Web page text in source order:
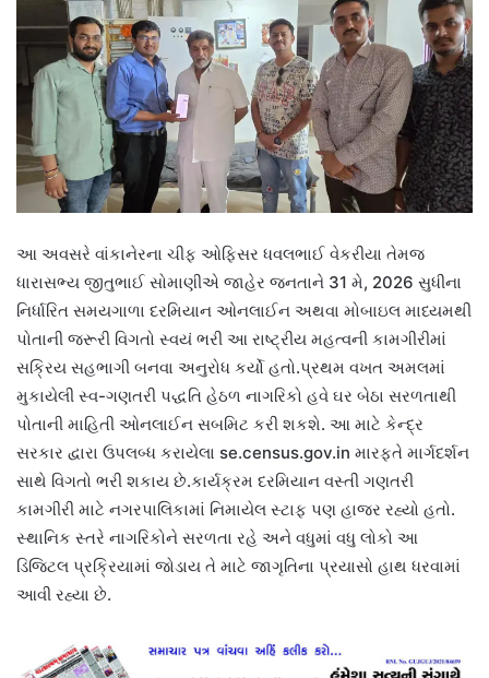
આ અવસરે વાંકાનેરના ચીફ ઓફિસર ધવલભાઈ વેકરીયા તેમજ
ધારાસભ્ય જીતુભાઈ સોમાણીએ જાહેર જનતાને 31 મે, 2026 સુધીના
નિર્ધારિત સમયગાળા દરમિયાન ઓનલાઈન અથવા મોબાઇલ માધ્યમથી
પોતાની જરૂરી વિગતો સ્વયં ભરી આ રાષ્ટ્રીય મહત્વની કામગીરીમાં
સક્રિય સહભાગી બનવા અનુરોધ કર્યો હતો.પ્રથમ વખત અમલમાં
મુકાયેલી સ્વ-ગણતરી પદ્ધતિ હેઠળ નાગરિકો હવે ઘર બેઠા સરળતાથી
પોતાની માહિતી ઓનલાઈન સબમિટ કરી શકશે. આ માટે કેન્દ્ર
સરકાર દ્વારા ઉપલબ્ધ કરાયેલા se.census.gov.in⁠ મારફતે માર્ગદર્શન
સાથે વિગતો ભરી શકાય છે.કાર્યક્રમ દરમિયાન વસ્તી ગણતરી
કામગીરી માટે નગરપાલિકામાં નિમાયેલ સ્ટાફ પણ હાજર રહ્યો હતો.
સ્થાનિક સ્તરે નાગરિકોને સરળતા રહે અને વધુમાં વધુ લોકો આ
ડિજિટલ પ્રક્રિયામાં જોડાય તે માટે જાગૃતિના પ્રયાસો હાથ ધરવામાં
આવી રહ્યા છે.